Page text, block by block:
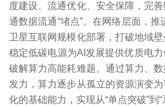
度建设、流通优化、安全保障，完
通数据流通“堵点”。在网络层面，
卫星互联网规模化部署，打破地域
稳定低碳电源为AI发展提供优质电
破解算力高能耗难题。通过算力、
发力，算力逐步从孤立的资源演变
化的基础能力，实现从“单点突破”到“